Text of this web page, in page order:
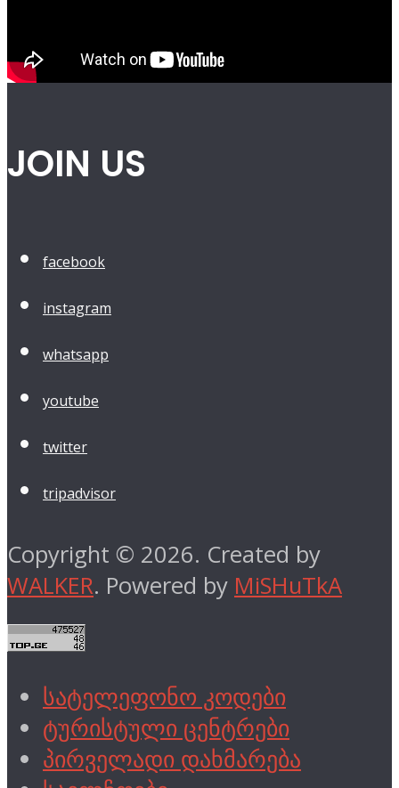
JOIN US
facebook
instagram
whatsapp
youtube
twitter
tripadvisor
Copyright © 2026. Created by
WALKER. Powered by MiSHuTkA
სატელეფონო კოდები
ტურისტული ცენტრები
პირველადი დახმარება